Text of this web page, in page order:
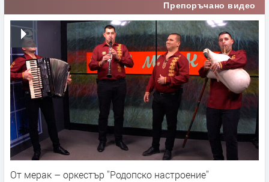
Препоръчано видео
От мерак – оркестър ''Родопско настроение''